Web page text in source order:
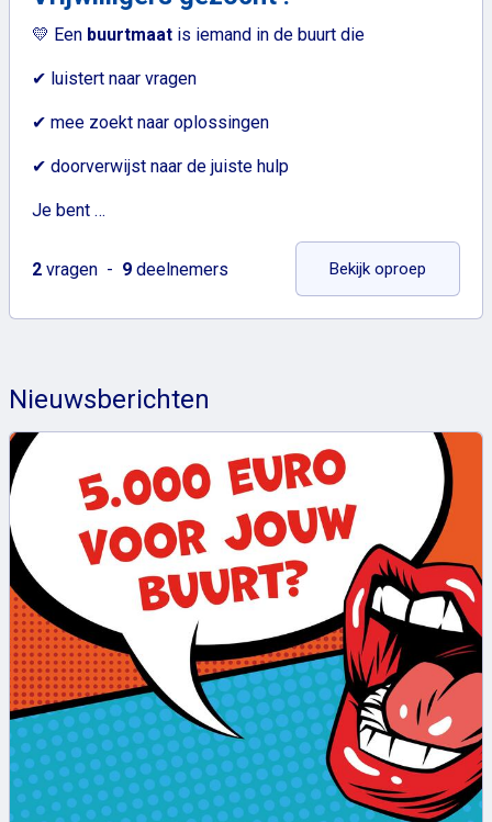
💛 Een buurtmaat is iemand in de buurt die
✔ luistert naar vragen
✔ mee zoekt naar oplossingen
✔ doorverwijst naar de juiste hulp
Je bent …
2 vragen 9 deelnemers Bekijk oproep
Nieuwsberichten